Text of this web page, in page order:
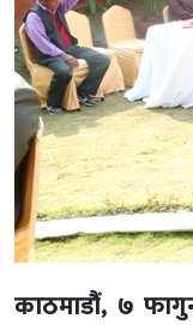
काठमाडौं, ७